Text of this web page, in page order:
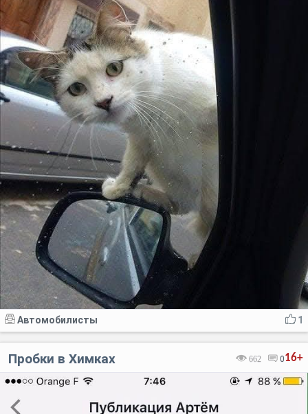
1
Автомобилисты
16+
662 0
Пробки в Химках